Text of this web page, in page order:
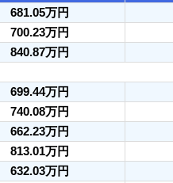
681.05万円
700.23万円
840.87万円
699.44万円
740.08万円
662.23万円
813.01万円
632.03万円